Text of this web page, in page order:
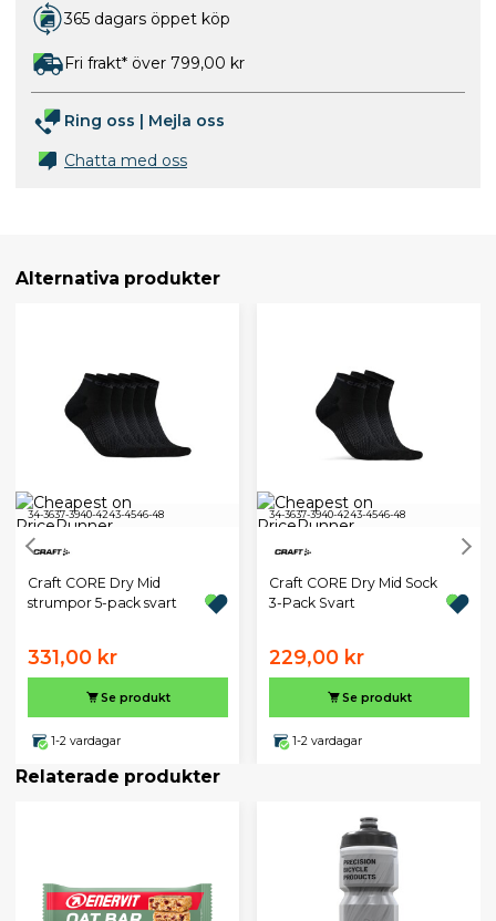
365 dagars öppet köp
Fri frakt* över 799,00 kr
Ring oss | Mejla oss
Chatta med oss
Alternativa produkter
34-3637-3940-4243-4546-48
Craft CORE Dry Mid
strumpor 5-pack svart
331,00 kr
Se produkt
1-2 vardagar
34-3637-3940-4243-4546-48
Craft CORE Dry Mid Sock
3-Pack Svart
229,00 kr
Se produkt
1-2 vardagar
Relaterade produkter